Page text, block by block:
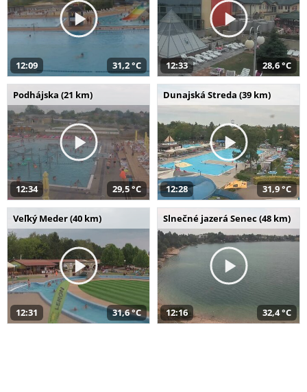
12:09 31,2 °C 12:33 28,6 °C
Podhájska (21 km)
12:34 29,5 °C
Dunajská Streda (39 km)
12:28 31,9 °C
Veľký Meder (40 km)
12:31 31,6 °C
Slnečné jazerá Senec (48 km)
12:16 32,4 °C